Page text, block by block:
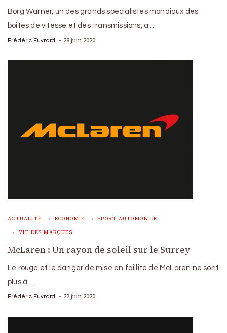
Borg Warner, un des grands spécialistes mondiaux des
boites de vitesse et des transmissions, a …
Frédéric Euvrard 28 juin 2020
ACTUALITÉ ECONOMIE SPORT AUTOMOBILE
VIE DES MARQUES
McLaren : Un rayon de soleil sur le Surrey
Le rouge et le danger de mise en faillite de McLaren ne sont
plus à …
Frédéric Euvrard 27 juin 2020